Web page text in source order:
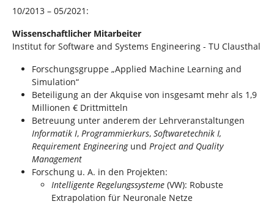
10/2013 – 05/2021:
Wissenschaftlicher Mitarbeiter
Institut for Software and Systems Engineering - TU Clausthal
Forschungsgruppe „Applied Machine Learning and
Simulation“
Beteiligung an der Akquise von insgesamt mehr als 1,9
Millionen € Drittmitteln
Betreuung unter anderem der Lehrveranstaltungen
Informatik I, Programmierkurs, Softwaretechnik I,
Requirement Engineering und Project and Quality
Management
Forschung u. A. in den Projekten:
Intelligente Regelungssysteme (VW): Robuste
Extrapolation für Neuronale Netze